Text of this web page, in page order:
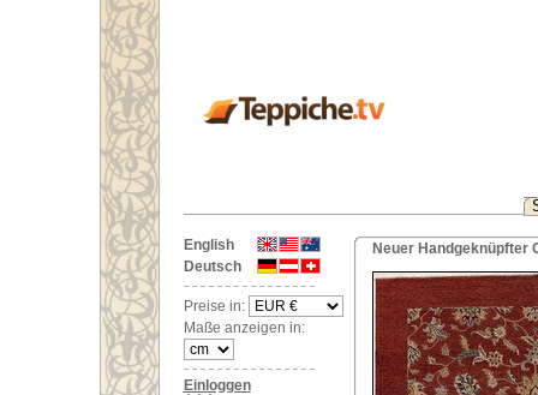
English
Deutsch
Preise in:
Maße anzeigen in:
Einloggen
Neuer Handgeknüpfter